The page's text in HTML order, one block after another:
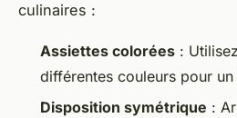
culinaires :
Assiettes colorées :
différentes couleurs pour
Disposition symétrique :